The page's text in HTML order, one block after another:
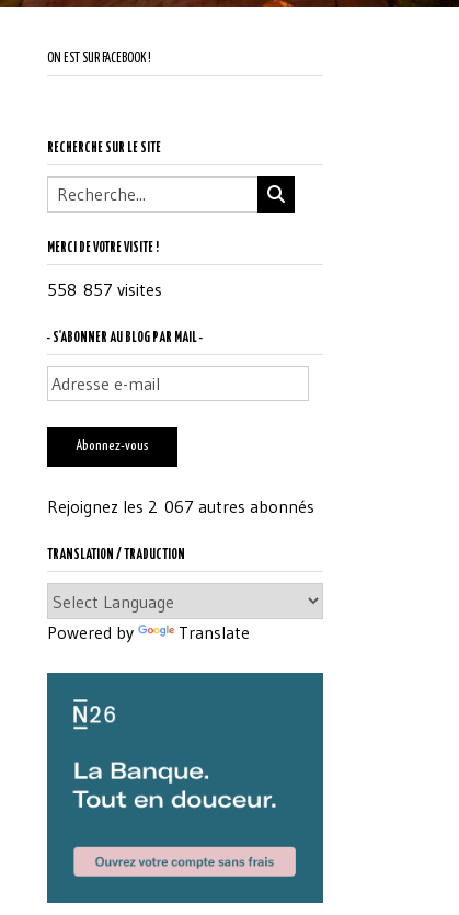
ON EST SUR FACEBOOK !
RECHERCHE SUR LE SITE
MERCI DE VOTRE VISITE !
558 857 visites
- S'ABONNER AU BLOG PAR MAIL -
Adresse
e-
mail
Abonnez-vous
Rejoignez les 2 067 autres abonnés
TRANSLATION / TRADUCTION
Powered by Translate